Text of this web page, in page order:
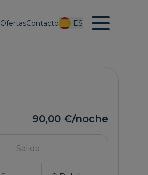
OfertasContacto ES
90,00 €/noche